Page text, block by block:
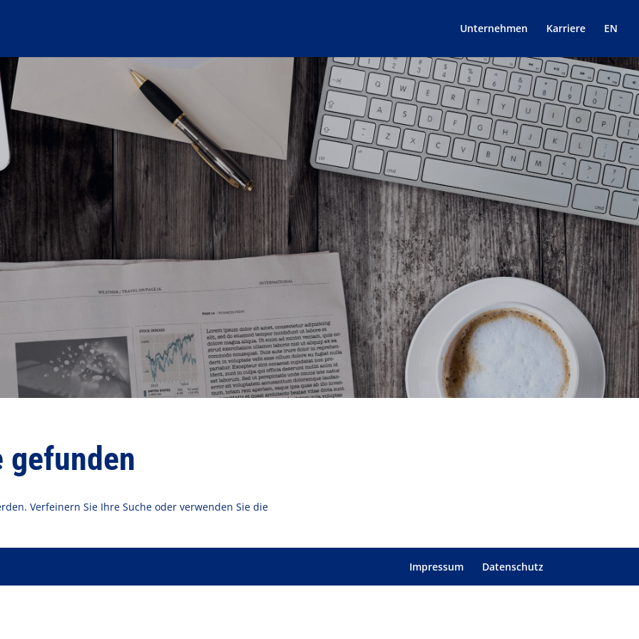
Unternehmen Karriere EN
gefunden
Verfeinern Sie Ihre Suche oder verwenden Sie die
Impressum Datenschutz